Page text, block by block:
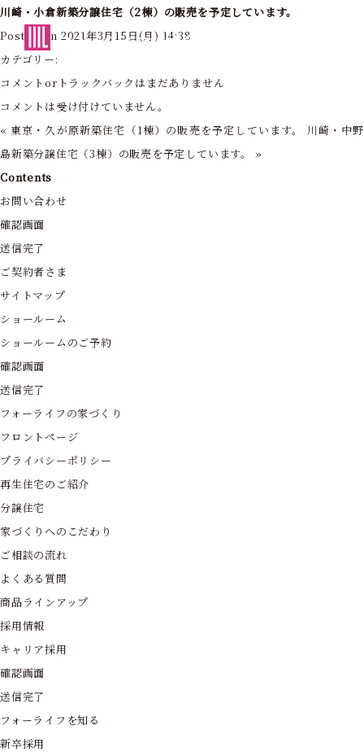
フォーライフ株式会社
川崎・小倉新築分譲住宅（2棟）の販売を予定しています。
Posted on 2021年3月15日(月) 14:38
カテゴリー:
コメントorトラックバックはまだありません
コメントは受け付けていません。
« 東京・久が原新築住宅（1棟）の販売を予定しています。
川崎・中野
島新築分譲住宅（3棟）の販売を予定しています。
»
Contents
お問い合わせ
確認画面
送信完了
ご契約者さま
サイトマップ
ショールーム
ショールームのご予約
確認画面
送信完了
フォーライフの家づくり
フロントページ
プライバシーポリシー
再生住宅のご紹介
分譲住宅
家づくりへのこだわり
ご相談の流れ
よくある質問
商品ラインアップ
採用情報
キャリア採用
確認画面
送信完了
フォーライフを知る
新卒採用